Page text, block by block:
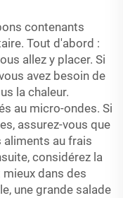
contenants
Tout d'abord :
allez y placer. Si
avez besoin de
la chaleur.
au micro-ondes. Si
assurez-vous que
aliments au frais
considérez la
dans des
une grande salade